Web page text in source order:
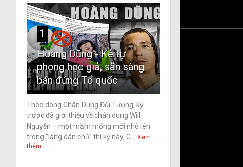
1
Hoàng Dũng - Kẻ tự
phong học giả, sẵn sàng
bán đứng Tổ quốc
Theo dòng Chân Dung Đối Tượng, kỳ
trước đã giới thiệu về chân dung Will
Nguyễn – một mầm mống mới nhô lên
trong “làng dân chủ” thì kỳ này, C...
Xem
thêm